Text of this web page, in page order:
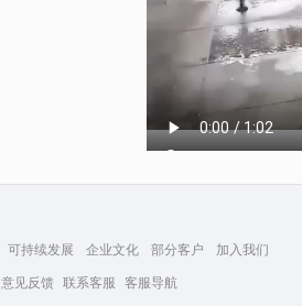
可持续发展 企业文化 部分客户 加入我们
意见反馈 联系客服 客服导航